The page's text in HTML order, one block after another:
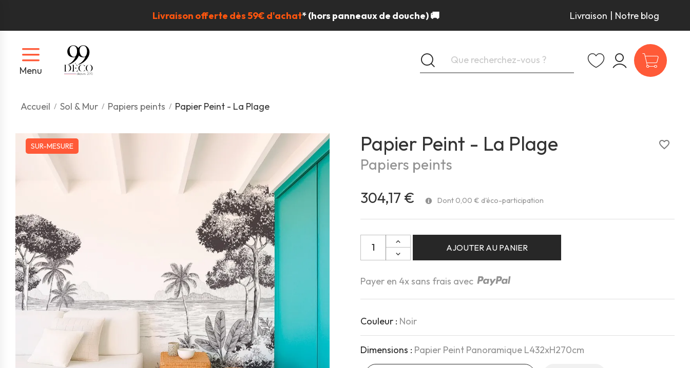
Livraison offerte dès 59€ d'achat*(hors panneaux de douche) 🚚 Livraison | Notre blog
Menu
Accueil Sol & Mur Papiers peints Papier Peint - La Plage
SUR-MESURE Papier Peint - La Plage
Papiers peints
favorite_border
304,17 € Dont 0,00 € d'éco-participation
AJOUTER AU PANIER
Payer en 4x sans frais avec
Couleur : Noir
Dimensions : Papier Peint Panoramique L432xH270cm